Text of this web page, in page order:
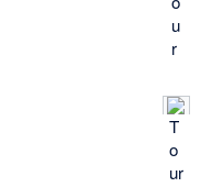
u
r
T
o
ur